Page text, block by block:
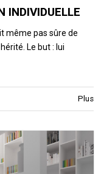
INDIVIDUELLE
même pas sûre de
Le but : lui
Plus